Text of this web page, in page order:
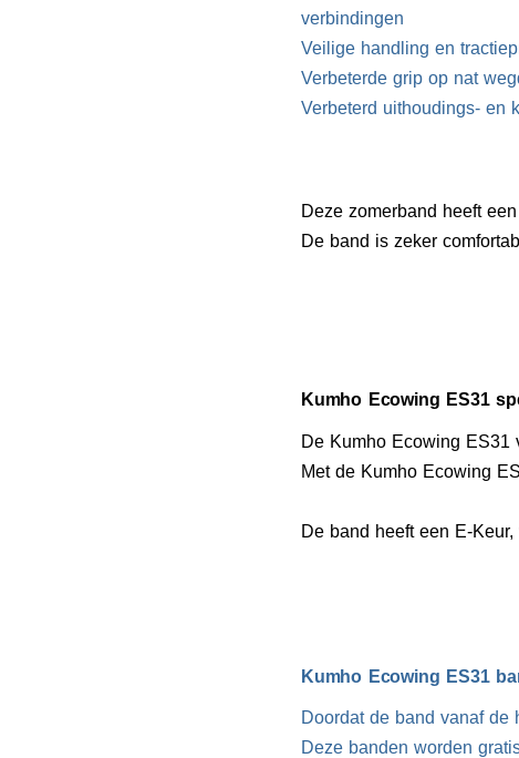
verbindingen
Veilige handling en
Verbeterde grip op nat
Verbeterd uithoudings- en
Deze zomerband heeft
De band is zeker
Kumho Ecowing ES31
De Kumho Ecowing ES31
Met de Kumho Ecowing
De band heeft een E-
Kumho Ecowing ES31
Doordat de band vanaf de
Deze banden worden